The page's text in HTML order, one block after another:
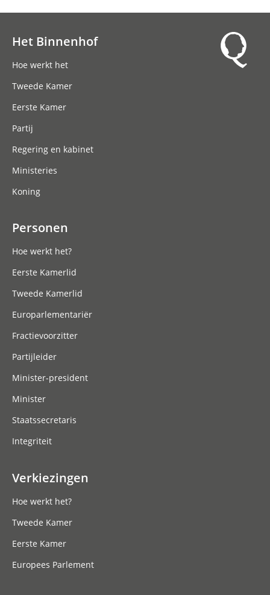
Het Binnenhof
Hoe werkt het
Tweede Kamer
Eerste Kamer
Partij
Regering en kabinet
Ministeries
Koning
Personen
Hoe werkt het?
Eerste Kamerlid
Tweede Kamerlid
Europarlementariër
Fractievoorzitter
Partijleider
Minister-president
Minister
Staatssecretaris
Integriteit
Verkiezingen
Hoe werkt het?
Tweede Kamer
Eerste Kamer
Europees Parlement